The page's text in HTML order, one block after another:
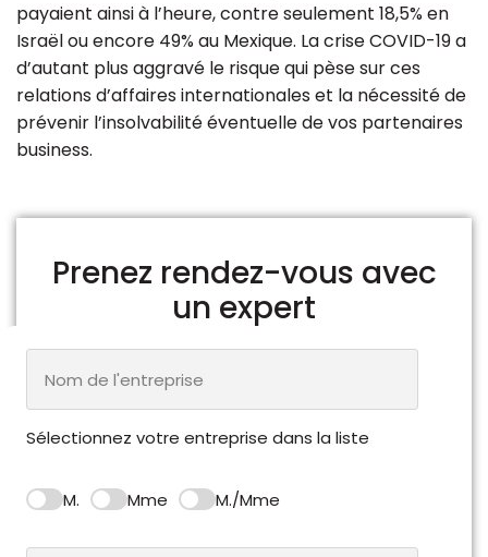
payaient ainsi à l’heure, contre seulement 18,5% en
Israël ou encore 49% au Mexique. La crise COVID-19 a
d’autant plus aggravé le risque qui pèse sur ces
relations d’affaires internationales et la nécessité de
prévenir l’insolvabilité éventuelle de vos partenaires
business.
Prenez rendez-vous avec
un expert
Sélectionnez votre entreprise dans la liste
M. Mme M./Mme